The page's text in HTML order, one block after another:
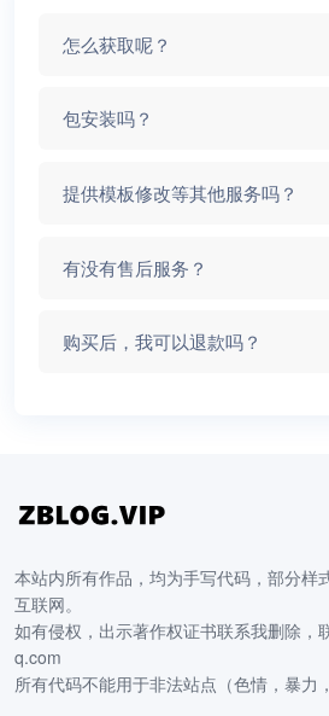
怎么获取呢？
包安装吗？
提供模板修改等其他服务吗？
有没有售后服务？
购买后，我可以退款吗？
本站内所有作品，均为手写代码，部分样
互联网。
如有侵权，出示著作权证书联系我删除，
q.com
所有代码不能用于非法站点（色情，暴力